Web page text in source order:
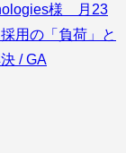
様 月23
用の「負荷」と
/ GA